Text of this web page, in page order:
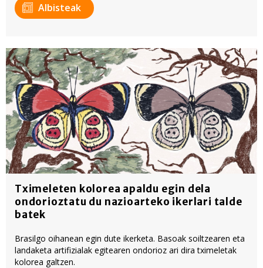
Albisteak
Tximeleten kolorea apaldu egin dela
ondorioztatu du nazioarteko ikerlari talde
batek
Brasilgo oihanean egin dute ikerketa. Basoak soiltzearen eta
landaketa artifizialak egitearen ondorioz ari dira tximeletak
kolorea galtzen.